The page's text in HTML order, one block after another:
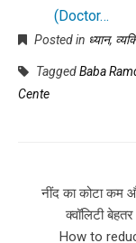
(Doctor…
Posted in ध्यान,
TaggedBaba
Cente
नींद का कोटा कम
क्वॉलिटी
How to